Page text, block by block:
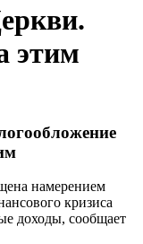
этим
намерением
кризиса
доходы, сообщает